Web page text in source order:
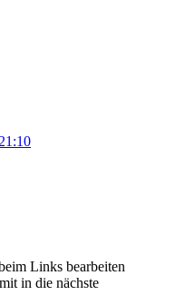
Links bearbeiten
in die nächste